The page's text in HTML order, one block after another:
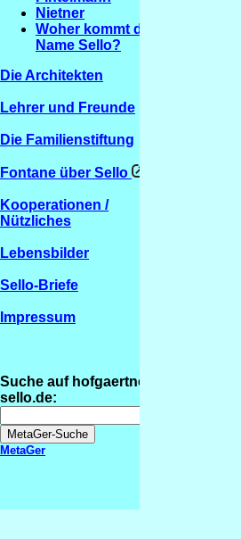
Nietner
Woher kommt der
Name Sello?
Die Architekten
Lehrer und Freunde
Die Familienstiftung
Fontane über Sello
Kooperationen /
Nützliches
Lebensbilder
Sello-Briefe
Impressum
Suche auf hofgaertner-
sello.de:
MetaGer